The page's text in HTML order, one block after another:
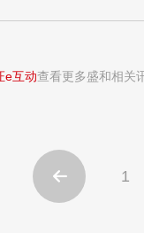
e互动查看更多盛和相关
 1